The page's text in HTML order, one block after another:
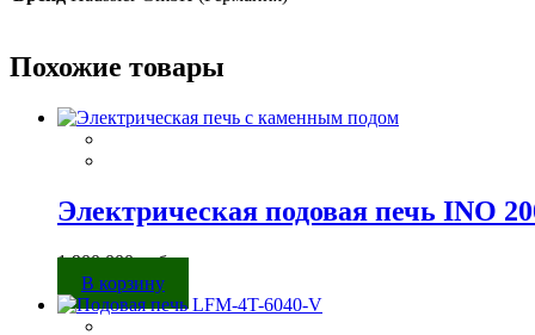
Похожие товары
Электрическая подовая печь INO
1 900 000руб.
В корзину